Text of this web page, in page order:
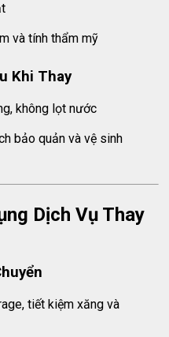
và tính thẩm mỹ
Khi Thay
không lọt nước
bảo quản và vệ sinh
Dịch Vụ Thay
tiết kiệm xăng và